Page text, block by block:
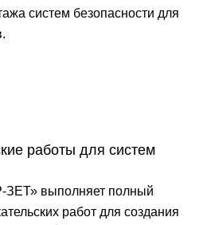
систем безопасности для
работы для систем
выполняет полный
работ для создания